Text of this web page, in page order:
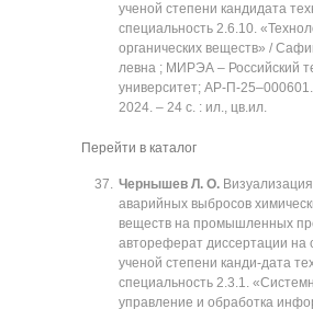
ученой степени кандидата
специальность 2.6.10.
органических веществ» /
левна ; МИРЭА ‒ Российский
университет; АР-П-
2024. ‒ 24 с. : ил., цв.ил.
Перейти в каталог
Чернышев Л. О.
аварийных выбросов
веществ на промышленных
автореферат диссертации на
ученой степени канди-дата
специальность 2.3.1.
управление и обработка